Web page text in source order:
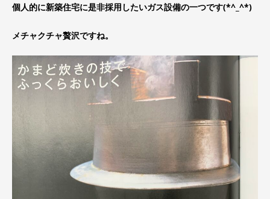
個人的に新築住宅に是非採用したいガス設備の一つです(*^_^*)
メチャクチャ贅沢ですね。